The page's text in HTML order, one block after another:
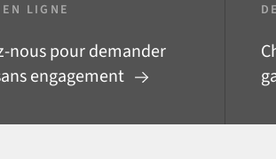
LIGNE
nous pour demander
engagement